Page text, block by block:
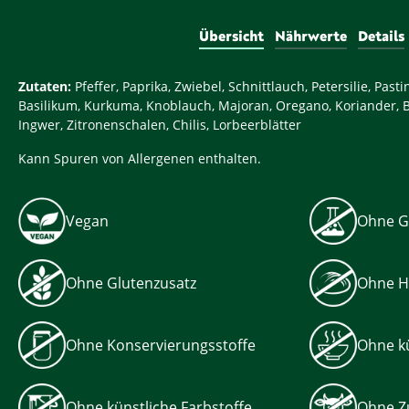
Übersicht Nährwerte Details
Zutaten: Pfeffer, Paprika, Zwiebel, Schnittlauch, Petersilie,
Basilikum, Kurkuma, Knoblauch, Majoran, Oregano, Koriander,
Ingwer, Zitronenschalen, Chilis, Lorbeerblätter
Kann Spuren von Allergenen enthalten.
Vegan Ohne
Ohne Glutenzusatz Ohne
Ohne Konservierungsstoffe Ohne